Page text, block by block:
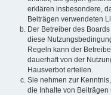
erklären insbesondere,
Beiträgen verwendeten
Der Betreiber des
diese
Regeln kann der
dauerhaft von der
Hausverbot erteilen.
Sie nehmen zur
die Inhalte von